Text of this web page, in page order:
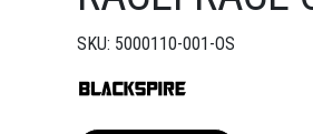
SKU: 5000110-001-OS